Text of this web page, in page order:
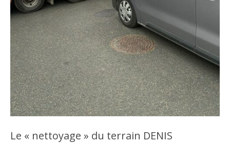
Le « nettoyage » du terrain DENIS